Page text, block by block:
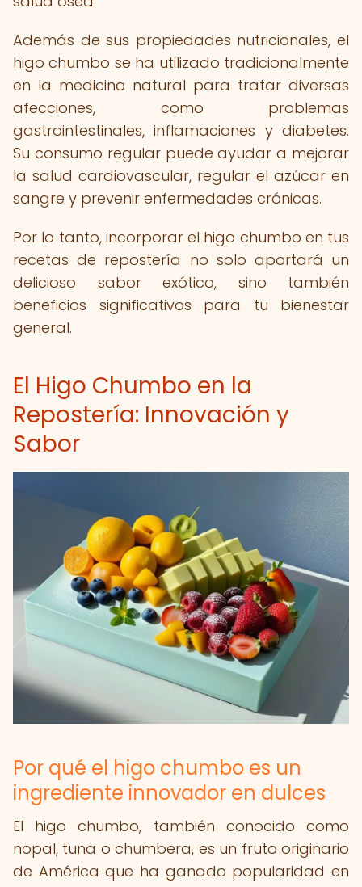
Además de sus propiedades nutricionales, el
higo chumbo se ha utilizado tradicionalmente
en la medicina natural para tratar diversas
afecciones, como problemas
gastrointestinales, inflamaciones y diabetes.
Su consumo regular puede ayudar a mejorar
la salud cardiovascular, regular el azúcar en
sangre y prevenir enfermedades crónicas.
Por lo tanto, incorporar el higo chumbo en tus
recetas de repostería no solo aportará un
delicioso sabor exótico, sino también
beneficios significativos para tu bienestar
general.
El Higo Chumbo en la
Repostería: Innovación y
Sabor
Por qué el higo chumbo es un
ingrediente innovador en dulces
El higo chumbo, también conocido como
nopal, tuna o chumbera, es un fruto originario
de América que ha ganado popularidad en